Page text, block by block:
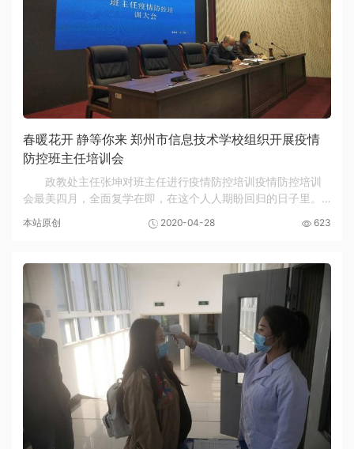
春暖花开 静等你来 郑州市信息技术学校组织开展疫情
防控班主任培训会
政教处主任张坤对班主任进行疫情防控培训疫情防控培训
会最美四月，全面复学在即，在这个人人期盼回归的日子里。4
培训会，参会人员按照指定座位隔座就座，全...
本站原创 2020-04-28 623